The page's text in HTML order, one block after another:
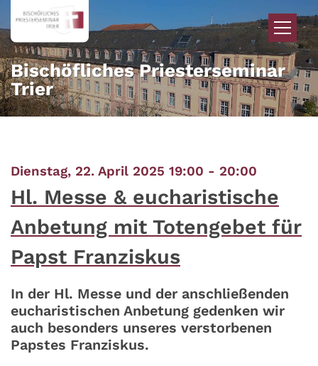
Zum Inhalt springen
Bischöfliches Priesterseminar
Trier
Dienstag, 22. April 2025 19:00 - 20:00
Hl. Messe & eucharistische
Anbetung mit Totengebet für
Papst Franziskus
In der Hl. Messe und der anschließenden
eucharistischen Anbetung gedenken wir
auch besonders unseres verstorbenen
Papstes Franziskus.